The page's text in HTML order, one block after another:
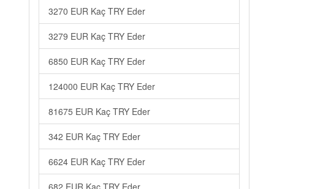
3270 EUR Kaç TRY Eder
3279 EUR Kaç TRY Eder
6850 EUR Kaç TRY Eder
124000 EUR Kaç TRY Eder
81675 EUR Kaç TRY Eder
342 EUR Kaç TRY Eder
6624 EUR Kaç TRY Eder
682 EUR Kaç TRY Eder